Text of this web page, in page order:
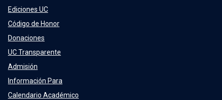
Ediciones UC
Código de Honor
Donaciones
UC Transparente
Admisión
Información Para
Calendario Académico